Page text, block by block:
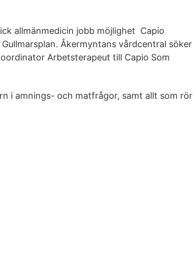
allmänmedicin jobb möjlighet Capio
Åkermyntans vårdcentral söker
Arbetsterapeut till Capio Som
i amnings- och matfrågor, samt allt som rör